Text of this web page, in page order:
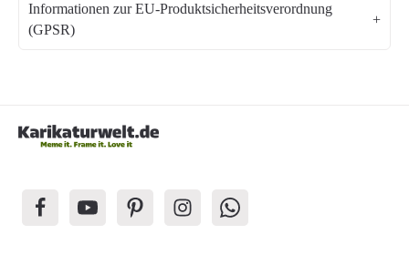
Informationen zur EU-Produktsicherheitsverordnung
(GPSR)